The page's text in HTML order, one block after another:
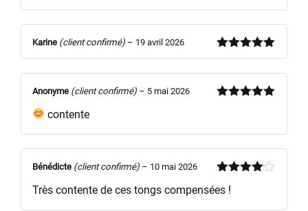
Note5sur
Karine (client confirmé) – 19 avril 2026
Anonyme (client confirmé) – 5 mai 2026
contente
sur 5
Bénédicte (client confirmé) – 10 mai 2026
Très contente de ces tongs compensées !